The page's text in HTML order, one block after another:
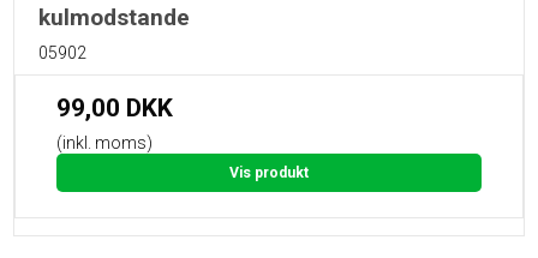
kulmodstande
05902
99,00 DKK
(inkl. moms)
Vis produkt